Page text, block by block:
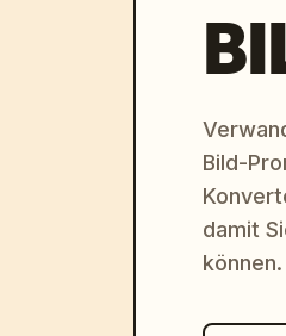
Bild-
damit
können.